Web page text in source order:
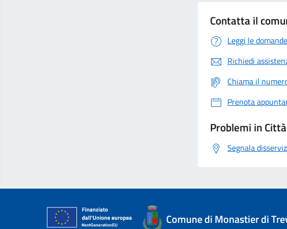
Contatta il
Leggi le
Richiedi
Chiama il
Prenota
Problemi in Città
Segnala
Comune di Monastier di